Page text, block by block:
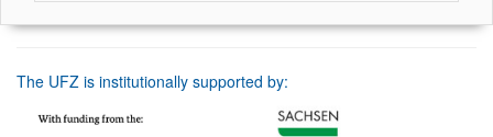
The UFZ is institutionally supported by: